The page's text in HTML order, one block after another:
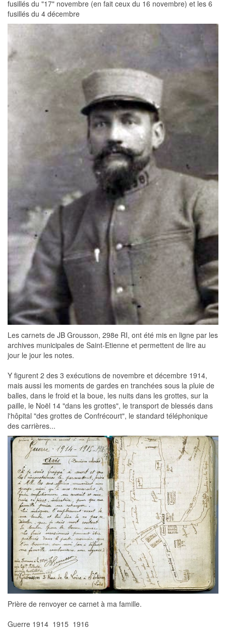
fusillés du "17" novembre (en fait ceux du 16 novembre) et les 6
fusillés du 4 décembre
Les carnets de JB Grousson, 298e RI, ont été mis en ligne par les
archives municipales de Saint-Etienne et permettent de lire au
jour le jour les notes.
Y figurent 2 des 3 exécutions de novembre et décembre 1914,
mais aussi les moments de gardes en tranchées sous la pluie de
balles, dans le froid et la boue, les nuits dans les grottes, sur la
paille, le Noël 14 "dans les grottes", le transport de blessés dans
l'hôpital "des grottes de Confrécourt", le standard téléphonique
des carrières...
Prière de renvoyer ce carnet à ma famille.
Guerre 1914  1915  1916